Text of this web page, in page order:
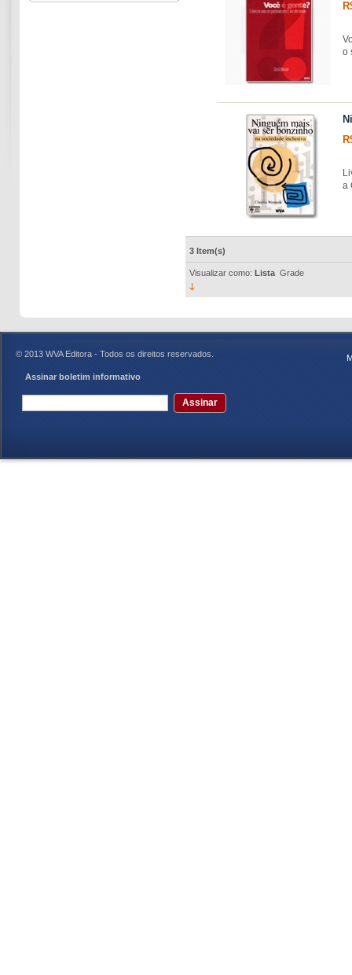
o
a
3 Item(s)
Visualizar como: Lista Grade
© 2013 WVA Editora - Todos os direitos reservados.
Assinar boletim informativo
Assinar